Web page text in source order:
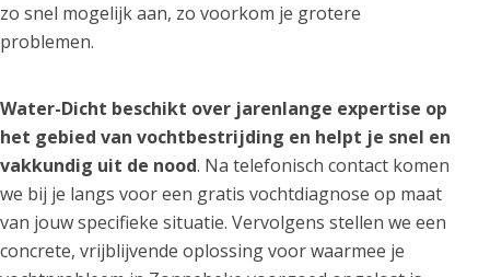
zo snel mogelijk aan, zo voorkom je grotere
problemen.
Water-Dicht beschikt over jarenlange expertise op
het gebied van vochtbestrijding en helpt je snel en
vakkundig uit de nood. Na telefonisch contact komen
we bij je langs voor een gratis vochtdiagnose op maat
van jouw specifieke situatie. Vervolgens stellen we een
concrete, vrijblijvende oplossing voor waarmee je